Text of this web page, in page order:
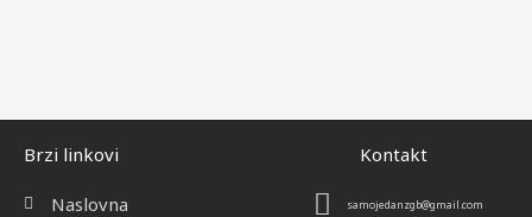
Brzi linkovi
Naslovna
Kontakt
samojedanzgb@gmail.com